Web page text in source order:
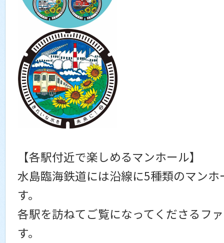
【各駅付近で楽しめるマンホール】
水島臨海鉄道には沿線に5種類のマン
す。
各駅を訪ねてご覧になってくださるフ
す。